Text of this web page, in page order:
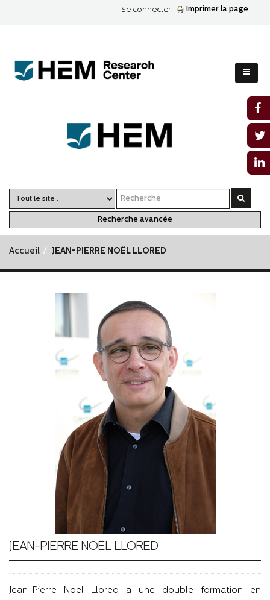
Se connecter Imprimer la page
Recherche avancée
Accueil JEAN-PIERRE NOËL LLORED
JEAN-PIERRE NOËL LLORED
Jean-Pierre Noël Llored a une double formation en